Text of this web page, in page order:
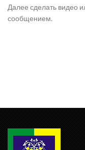
Далее сделать видео
сообщением.